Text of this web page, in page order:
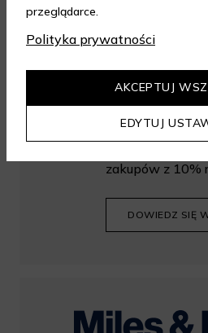
zakupów z 10%
DOWIEDZ SIĘ
przeglądarce.
Polityka prywatności
EDYTUJ
AKCEPTUJ